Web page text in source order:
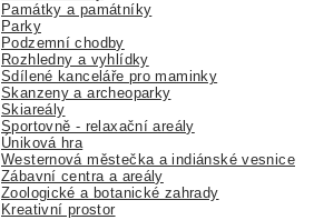
Památky a památníky
Parky
Podzemní chodby
Rozhledny a vyhlídky
Sdílené kanceláře pro maminky
Skanzeny a archeoparky
Skiareály
Sportovně - relaxační areály
Úniková hra
Westernová městečka a indiánské vesnice
Zábavní centra a areály
Zoologické a botanické zahrady
Kreativní prostor